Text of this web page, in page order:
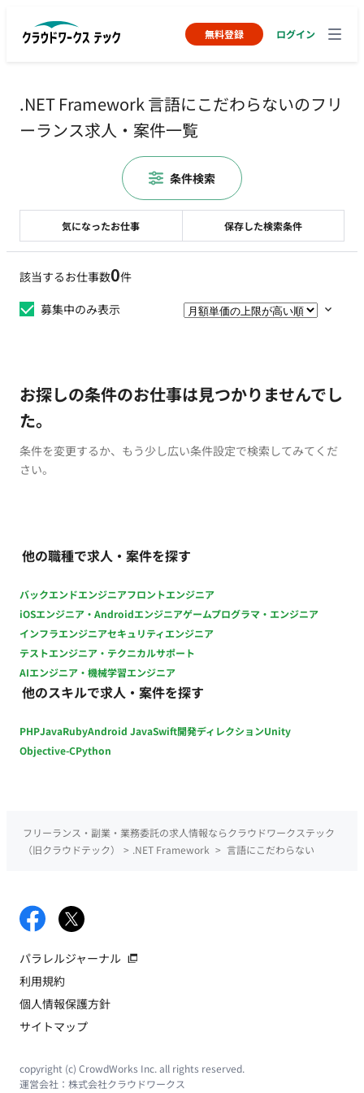
無料登録 ログイン
.NET Framework 言語にこだわらないのフリ
ーランス求人・案件一覧
該当するお仕事数0件
募集中のみ表示
お探しの条件のお仕事は見つかりませんでし
た。
条件を変更するか、もう少し広い条件設定で検索してみてくだ
さい。
他の職種で求人・案件を探す
バックエンドエンジニアフロントエンジニア
iOSエンジニア・Androidエンジニアゲームプログラマ・エンジニア
インフラエンジニアセキュリティエンジニア
テストエンジニア・テクニカルサポート
AIエンジニア・機械学習エンジニア
他のスキルで求人・案件を探す
PHPJavaRubyAndroid JavaSwift開発ディレクションUnity
Objective-CPython
気になったお仕事 保存した検索条件
条件検索
フリーランス・副業・業務委託の求人情報ならクラウドワークステック
（旧クラウドテック）
> .NET Framework > 言語にこだわらない
パラレルジャーナル
利用規約
個人情報保護方針
サイトマップ
copyright (c) CrowdWorks Inc. all rights reserved.
運営会社： 株式会社クラウドワークス